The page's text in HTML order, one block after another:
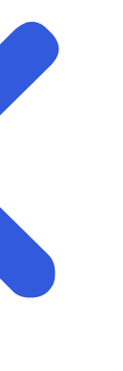
opplevelse?